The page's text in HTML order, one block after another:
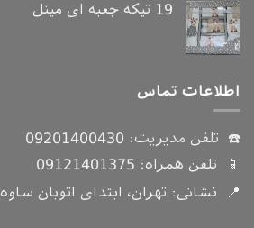
19 تیکه جعبه ای مینل
اطلاعات تماس
☎️ تلفن مدیریت: 09201400430
📱 تلفن همراه: 09121401375
📍 نشانی: تهران، ابتدای اتوبان ساوه